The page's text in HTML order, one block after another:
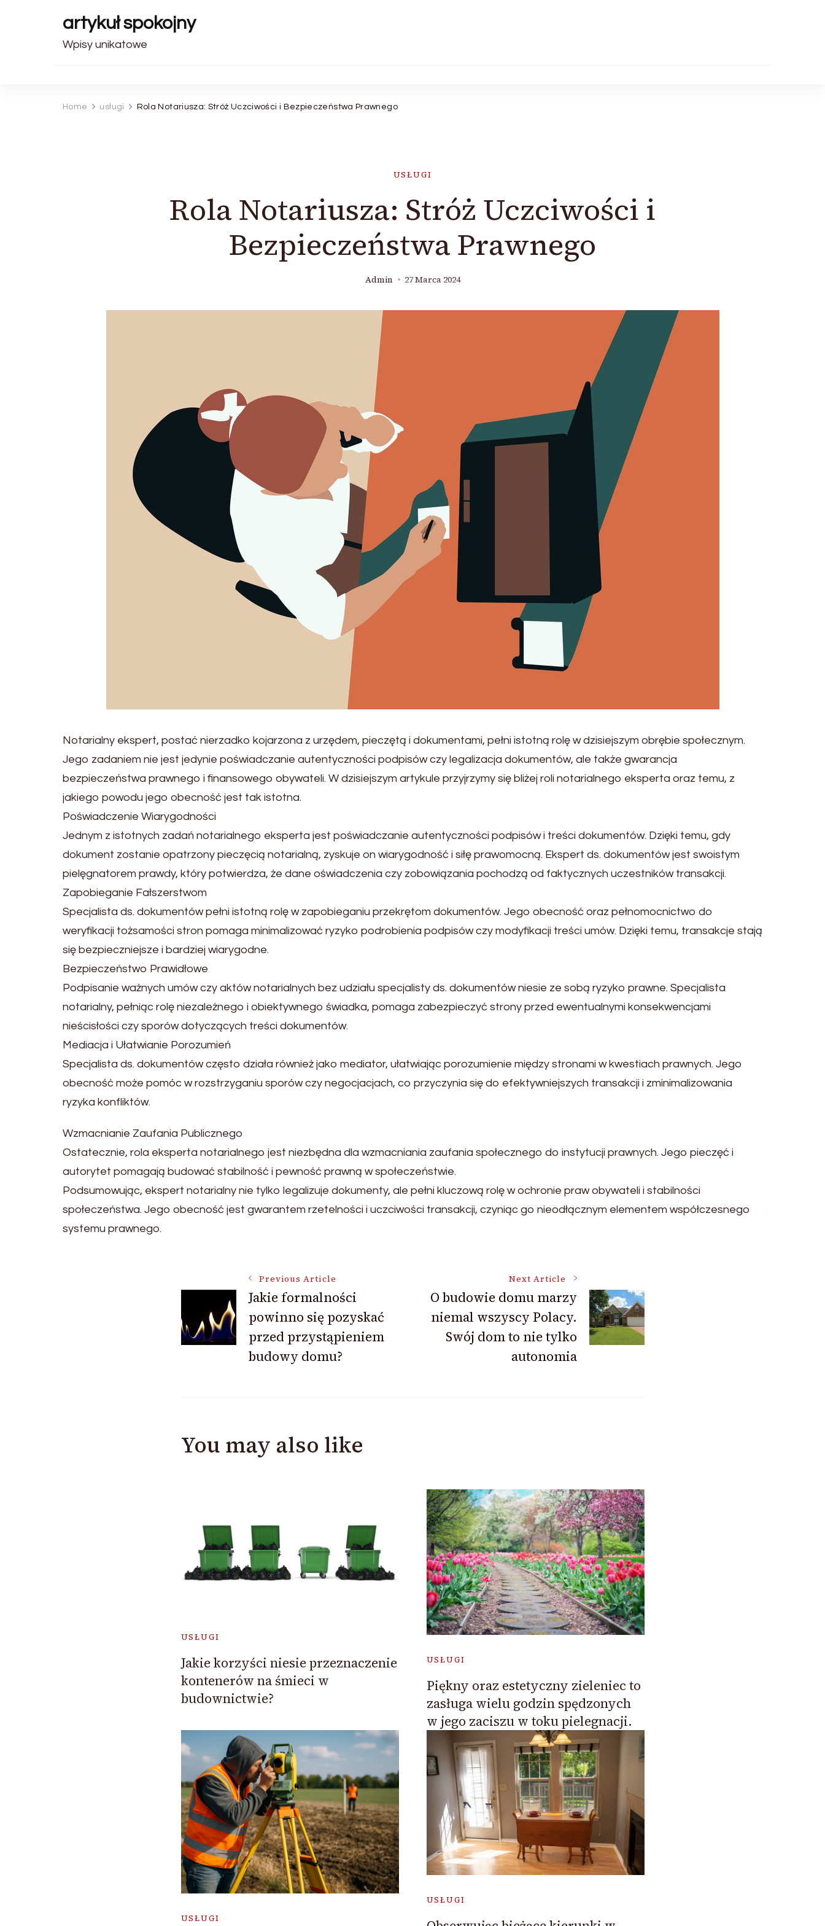
artykuł spokojny
Wpisy unikatowe
Home usługi Rola Notariusza: Stróż Uczciwości i Bezpieczeństwa Prawnego
USŁUGI
Rola Notariusza: Stróż Uczciwości i
Bezpieczeństwa Prawnego
Admin 27 Marca 2024
Notarialny ekspert, postać nierzadko kojarzona z urzędem, pieczętą i dokumentami, pełni istotną rolę w dzisiejszym obrębie społecznym.
Jego zadaniem nie jest jedynie poświadczanie autentyczności podpisów czy legalizacja dokumentów, ale także gwarancja
bezpieczeństwa prawnego i finansowego obywateli. W dzisiejszym artykule przyjrzymy się bliżej roli notarialnego eksperta oraz temu, z
jakiego powodu jego obecność jest tak istotna.
Poświadczenie Wiarygodności
Jednym z istotnych zadań notarialnego eksperta jest poświadczanie autentyczności podpisów i treści dokumentów. Dzięki temu, gdy
dokument zostanie opatrzony pieczęcią notarialną, zyskuje on wiarygodność i siłę prawomocną. Ekspert ds. dokumentów jest swoistym
pielęgnatorem prawdy, który potwierdza, że dane oświadczenia czy zobowiązania pochodzą od faktycznych uczestników transakcji.
Zapobieganie Fałszerstwom
Specjalista ds. dokumentów pełni istotną rolę w zapobieganiu przekrętom dokumentów. Jego obecność oraz pełnomocnictwo do
weryfikacji tożsamości stron pomaga minimalizować ryzyko podrobienia podpisów czy modyfikacji treści umów. Dzięki temu, transakcje stają
się bezpieczniejsze i bardziej wiarygodne.
Bezpieczeństwo Prawidłowe
Podpisanie ważnych umów czy aktów notarialnych bez udziału specjalisty ds. dokumentów niesie ze sobą ryzyko prawne. Specjalista
notarialny, pełniąc rolę niezależnego i obiektywnego świadka, pomaga zabezpieczyć strony przed ewentualnymi konsekwencjami
nieścisłości czy sporów dotyczących treści dokumentów.
Mediacja i Ułatwianie Porozumień
Specjalista ds. dokumentów często działa również jako mediator, ułatwiając porozumienie między stronami w kwestiach prawnych. Jego
obecność może pomóc w rozstrzyganiu sporów czy negocjacjach, co przyczynia się do efektywniejszych transakcji i zminimalizowania
ryzyka konfliktów.
Wzmacnianie Zaufania Publicznego
Ostatecznie, rola eksperta notarialnego jest niezbędna dla wzmacniania zaufania społecznego do instytucji prawnych. Jego pieczęć i
autorytet pomagają budować stabilność i pewność prawną w społeczeństwie.
Podsumowując, ekspert notarialny nie tylko legalizuje dokumenty, ale pełni kluczową rolę w ochronie praw obywateli i stabilności
społeczeństwa. Jego obecność jest gwarantem rzetelności i uczciwości transakcji, czyniąc go nieodłącznym elementem współczesnego
systemu prawnego.
Post
Navigation
Previous Article
Jakie formalności
powinno się pozyskać
przed przystąpieniem
budowy domu?
Next Article
O budowie domu marzy
niemal wszyscy Polacy.
Swój dom to nie tylko
autonomia
You may also like
USŁUGI
Jakie korzyści niesie przeznaczenie
kontenerów na śmieci w
budownictwie?
USŁUGI
Piękny oraz estetyczny zieleniec to
zasługa wielu godzin spędzonych
w jego zaciszu w toku pielegnacji.
USŁUGI
USŁUGI